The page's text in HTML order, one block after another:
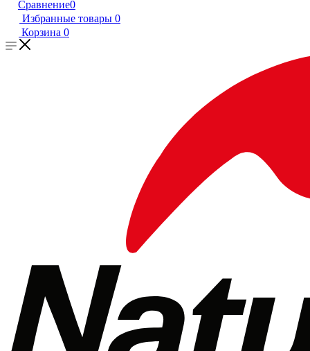
Сравнение0
Избранные товары 0
Корзина 0